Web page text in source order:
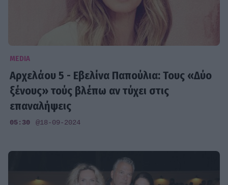
MEDIA
Αρχελάου 5 - Εβελίνα Παπούλια: Τους «Δύο
ξένους» τούς βλέπω αν τύχει στις
επαναλήψεις
05:30 @18-09-2024